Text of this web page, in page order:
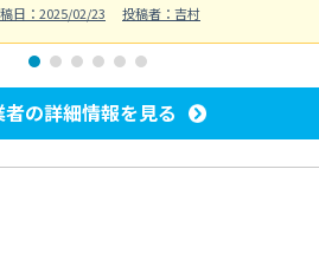
日：2025/02/23 投稿者：吉村
者の詳細情報を見る